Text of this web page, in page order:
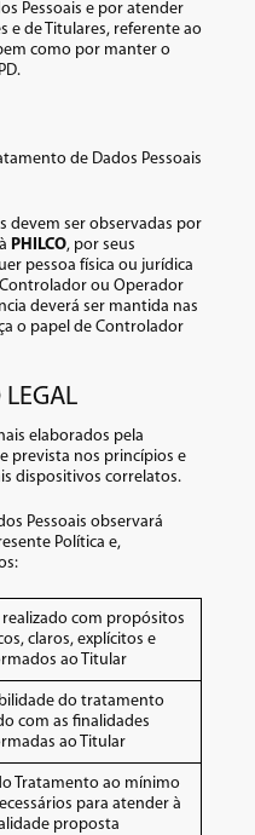
Pessoais e por atender
e de Titulares, referente ao
como por manter o
de Dados Pessoais
devem ser observadas por
PHILCO, por seus
pessoa física ou jurídica
ou Operador
deverá ser mantida nas
o papel de Controlador
elaborados pela
prevista nos princípios e
dispositivos correlatos.
Pessoais observará
Política e,
com propósitos
claros, explícitos e
ao Titular
do tratamento
com as finalidades
ao Titular
Tratamento ao mínimo
para atender à
proposta